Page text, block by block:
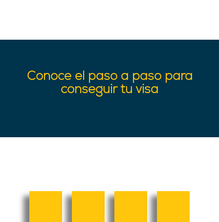
Conoce el paso a paso para
conseguir tu visa